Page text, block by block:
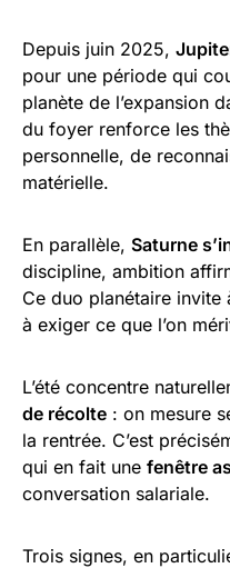
Depuis juin 2025,
pour une période qui
planète de l’expansion
du foyer renforce les
personnelle, de
matérielle.
En parallèle, Saturne
discipline, ambition
Ce duo planétaire invite
à exiger ce que l’on
L’été concentre
de récolte : on mesure
la rentrée. C’est
qui en fait une fenêtre
conversation salariale.
Trois signes, en